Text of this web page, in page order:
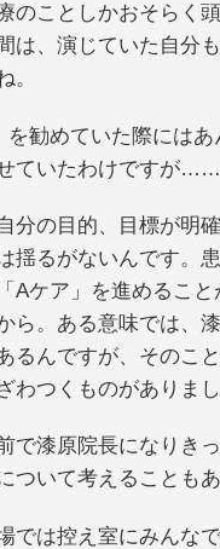
のことしかおそらく頭
は、演じていた自分
。
勧めていた際にはあ
ていたわけですが……
分の目的、目標が明
揺るがないんです。
Aケア」を進めるこ
ら。ある意味では、
るんですが、そのこ
わつくものがありまし
漆原院長になりき
ついて考えることも
では控え室にみんな